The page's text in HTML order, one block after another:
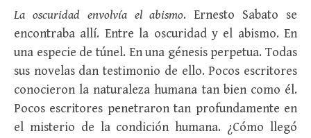
La oscuridad envolvía el abismo. Ernesto Sabato se
encontraba allí. Entre la oscuridad y el abismo. En
una especie de túnel. En una génesis perpetua. Todas
sus novelas dan testimonio de ello. Pocos escritores
conocieron la naturaleza humana tan bien como él.
Pocos escritores penetraron tan profundamente en
el misterio de la condición humana. ¿Cómo llegó